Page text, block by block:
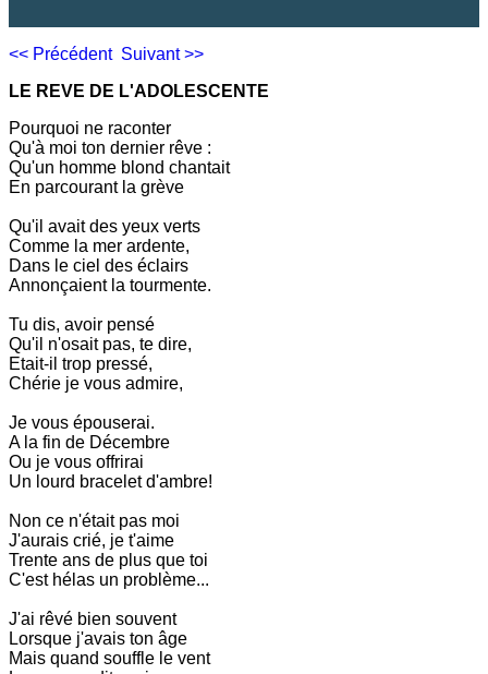
<< Précédent Suivant >>
LE REVE DE L'ADOLESCENTE
Pourquoi ne raconter
Qu'à moi ton dernier rêve :
Qu'un homme blond chantait
En parcourant la grève
Qu'il avait des yeux verts
Comme la mer ardente,
Dans le ciel des éclairs
Annonçaient la tourmente.
Tu dis, avoir pensé
Qu'il n'osait pas, te dire,
Etait-il trop pressé,
Chérie je vous admire,
Je vous épouserai.
A la fin de Décembre
Ou je vous offrirai
Un lourd bracelet d'ambre!
Non ce n'était pas moi
J'aurais crié, je t'aime
Trente ans de plus que toi
C'est hélas un problème...
J'ai rêvé bien souvent
Lorsque j'avais ton âge
Mais quand souffle le vent